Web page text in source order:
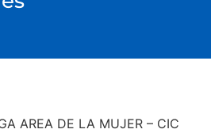
AREA DE LA MUJER – CIC